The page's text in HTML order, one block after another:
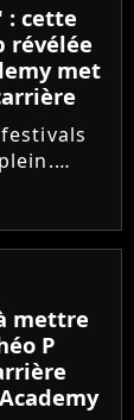
: cette
révélée
met
à
de la
fait
taille :
mettre
P